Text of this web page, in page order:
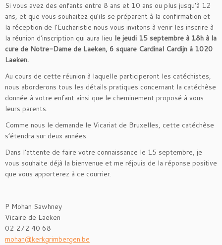
Si vous avez des enfants entre 8 ans et 10 ans ou plus jusqu’à 12
ans, et que vous souhaitez qu’ils se préparent à la confirmation et
la réception de l’Eucharistie nous vous invitons à venir les inscrire à
la réunion d’inscription qui aura lieu le jeudi 15 septembre à 18h à la
cure de Notre-Dame de Laeken, 6 square Cardinal Cardijn à 1020
Laeken.
Au cours de cette réunion à laquelle participeront les catéchistes,
nous aborderons tous les détails pratiques concernant la catéchèse
donnée à votre enfant ainsi que le cheminement proposé à vous
leurs parents.
Comme nous le demande le Vicariat de Bruxelles, cette catéchèse
s’étendra sur deux années.
Dans l’attente de faire votre connaissance le 15 septembre, je
vous souhaite déjà la bienvenue et me réjouis de la réponse positive
que vous apporterez à ce courrier.
P Mohan Sawhney
Vicaire de Laeken
02 272 40 68
mohan@kerkgrimbergen.be